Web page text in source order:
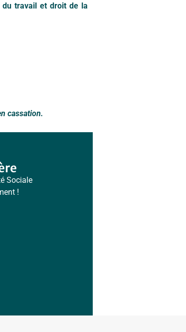
travail et droit de la
cassation.
Sociale
!